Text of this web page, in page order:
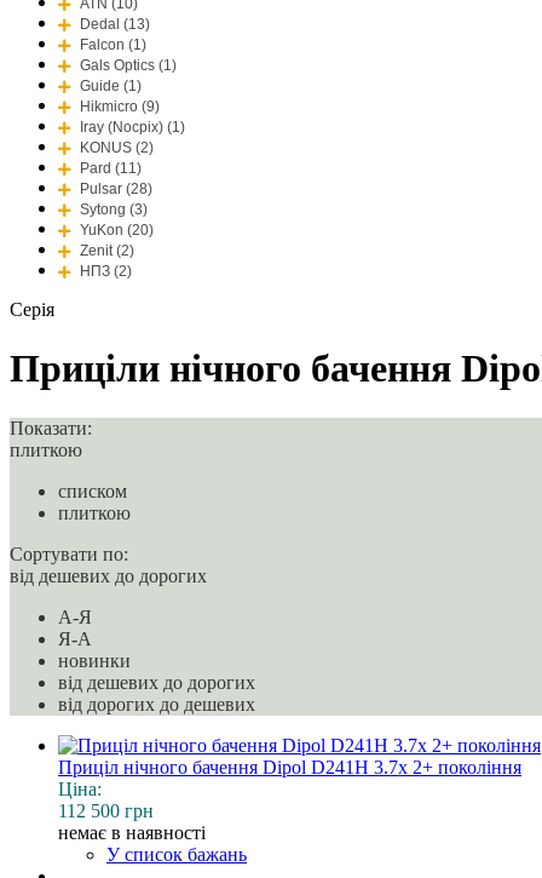
ATN (10)
Dedal (13)
Falcon (1)
Gals Optics (1)
Guide (1)
Hikmicro (9)
Iray (Nocpix) (1)
KONUS (2)
Pard (11)
Pulsar (28)
Sytong (3)
YuKon (20)
Zenit (2)
НПЗ (2)
Серія
Приціли нічного бачення
Показати:
плиткою
списком
плиткою
Сортувати по:
від дешевих до дорогих
A-Я
Я-A
новинки
від дешевих до дорогих
від дорогих до дешевих
Приціл нічного бачення Dipol D241H 3.7x 2+ покоління
Ціна:
112 500 грн
немає в наявності
У список бажань